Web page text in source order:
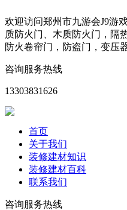
欢迎访问郑州市九游会J9游
质防火门、木质防火门，隔
防火卷帘门，防盗门，变压
咨询服务热线
13303831626
首页
关于我们
装修建材知识
装修建材百科
联系我们
咨询服务热线